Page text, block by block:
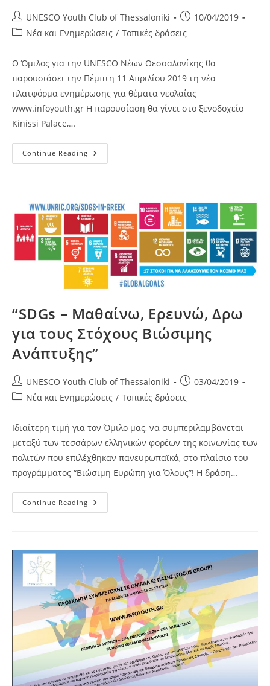
Post
author:
UNESCO Youth Club of Thessaloniki
Post
published:
10/04/2019
PostΝέα και Ενημερώσεις / Τοπικές δράσεις
Ο Όμιλος για την UNESCO Νέων Θεσσαλονίκης θα
παρουσιάσει την Πέμπτη 11 Απριλίου 2019 τη νέα
πλατφόρμα ενημέρωσης για θέματα νεολαίας
www.infoyouth.gr Η παρουσίαση θα γίνει στο ξενοδοχείο
Kinissi Palace,…
Continue Reading Πρόσκληση
Σε
Του
Www.infoyouth.gr
“SDGs – Μαθαίνω, Ερευνώ, Δρω
για τους Στόχους Βιώσιμης
Ανάπτυξης”
Post
author:
UNESCO Youth Club of Thessaloniki
Post
published:
03/04/2019
PostΝέα και Ενημερώσεις / Τοπικές δράσεις
Ιδιαίτερη τιμή για τον Όμιλο μας, να συμπεριλαμβάνεται
μεταξύ των τεσσάρων ελληνικών φορέων της κοινωνίας των
πολιτών που επιλέχθηκαν πανευρωπαϊκά, στο πλαίσιο του
προγράμματος “Βιώσιμη Ευρώπη για Όλους”! Η δράση…
Continue Reading “SDGs
–
Τους
Στόχους
Βιώσιμης
Ανάπτυξης”